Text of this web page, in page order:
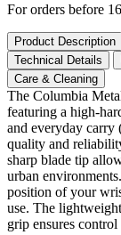
For orders before
Product Description
Technical Details
Care & Cleaning
The Columbia
featuring a
and everyday carry
quality and
sharp blade tip
urban
position of your
use. The
grip ensures